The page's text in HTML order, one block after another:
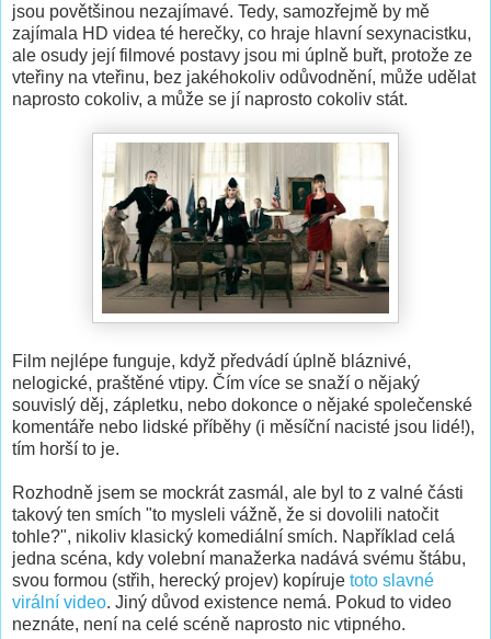
jsou povětšinou nezajímavé. Tedy, samozřejmě by mě
zajímala HD videa té herečky, co hraje hlavní sexynacistku,
ale osudy její filmové postavy jsou mi úplně buřt, protože ze
vteřiny na vteřinu, bez jakéhokoliv odůvodnění, může udělat
naprosto cokoliv, a může se jí naprosto cokoliv stát.
Film nejlépe funguje, když předvádí úplně bláznivé,
nelogické, praštěné vtipy. Čím více se snaží o nějaký
souvislý děj, zápletku, nebo dokonce o nějaké společenské
komentáře nebo lidské příběhy (i měsíční nacisté jsou lidé!),
tím horší to je.
Rozhodně jsem se mockrát zasmál, ale byl to z valné části
takový ten smích "to mysleli vážně, že si dovolili natočit
tohle?", nikoliv klasický komediální smích. Například celá
jedna scéna, kdy volební manažerka nadává svému štábu,
svou formou (střih, herecký projev) kopíruje toto slavné
virální video. Jiný důvod existence nemá. Pokud to video
neznáte, není na celé scéně naprosto nic vtipného.